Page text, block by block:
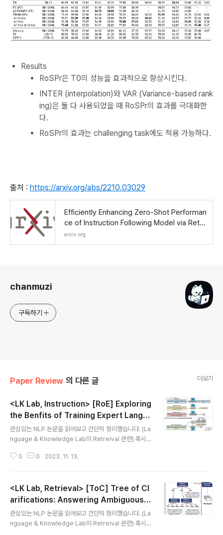
Results
RoSPr은 T0의 성능을 효과적으로 향상시킨다.
INTER (interpolation)와 VAR (Variance-based rank
ing)은 둘 다 사용되었을 때 RoSPr의 효과를 극대화한
다.
RoSPr의 효과는 challenging task에도 적용 가능하다.
출처 : https://arxiv.org/abs/2210.03029
Efficiently Enhancing Zero-Shot Performan
ce of Instruction Following Model via Retri
eval of Soft Prompt
arxiv.org
chanmuzi
구독하기
Paper Review 의 다른 글 더보기
<LK Lab, Instruction> [RoE] Exploring
the Benfits of Training Expert Langu
age Models over Instruction Tuning
(2023.02)
관심있는 NLP 논문을 읽어보고 간단히 정리했습니다. (La
nguage & Knowledge Lab의 Retreival 관련) 혹시
[Minjoon Seo] - 단 하나의 task에 대해 fine-tuned된
stributed approach의 장점: avoiding negative tas
k transfer, continually learn new tasks, composit
ional capabilities 배경 instruction을 통해 여러 task
에 fine-tuned된 모델을 multit..
0 0 2023. 11. 13.
<LK Lab, Retrieval> [ToC] Tree of Cl
arifications: Answering Ambiguous
Questions with Retrieval-Augmented
Large Language Models (2023.10)
관심있는 NLP 논문을 읽어보고 간단히 정리했습니다. (La
nguage & Knowledge Lab의 Retreival 관련) 혹시